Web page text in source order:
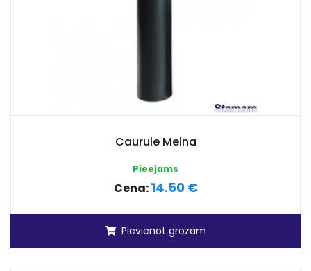
Caurule Melna
Pieejams
Cena:14.50 €
Pievienot grozam